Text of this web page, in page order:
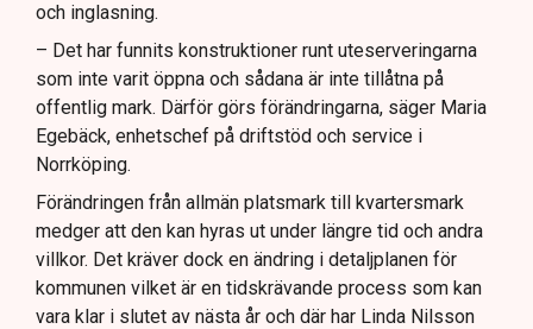
och inglasning.
– Det har funnits konstruktioner runt uteserveringarna
som inte varit öppna och sådana är inte tillåtna på
offentlig mark. Därför görs förändringarna, säger Maria
Egebäck, enhetschef på driftstöd och service i
Norrköping.
Förändringen från allmän platsmark till kvartersmark
medger att den kan hyras ut under längre tid och andra
villkor. Det kräver dock en ändring i detaljplanen för
kommunen vilket är en tidskrävande process som kan
vara klar i slutet av nästa år och där har Linda Nilsson